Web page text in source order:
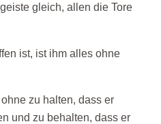
gleich, allen die Tore
ist, ist ihm alles ohne
zu halten, dass er
und zu behalten, dass er